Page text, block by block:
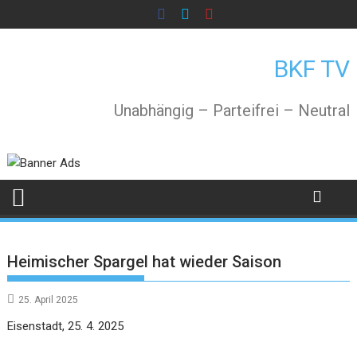
to
BKF TV
Unabhängig – Parteifrei – Neutral
Heimischer Spargel hat wieder Saison
25. April 2025
Eisenstadt, 25. 4. 2025